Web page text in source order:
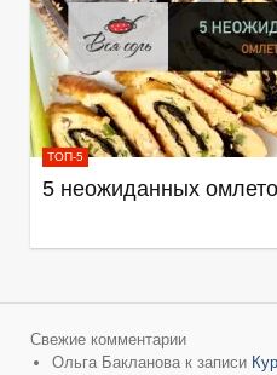
ТОП-5
5 неожиданных
Свежие комментарии
Ольга Бакланова к записи